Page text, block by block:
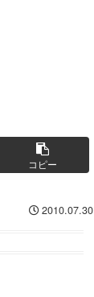
コピー
2010.07.30